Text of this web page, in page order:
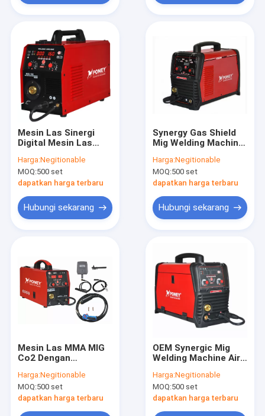
Produk
Tentang kami
Permintaan Penawaran
Mesin Las Sinergi
Digital Mesin Las
Harga:Negitionable
MOQ:500 set
dapatkan harga terbaru
Hubungi sekarang
Synergy Gas Shield
Mig Welding Machine
Sentuhan Set Up
Harga:Negitionable
MOQ:500 set
dapatkan harga terbaru
Hubungi sekarang
Mesin Las MMA MIG
Co2 Dengan
Inverter
Harga:Negitionable
MOQ:500 set
dapatkan harga terbaru
OEM Synergic Mig
Welding Machine Air
Mulai
Harga:Negitionable
MOQ:500 set
dapatkan harga terbaru